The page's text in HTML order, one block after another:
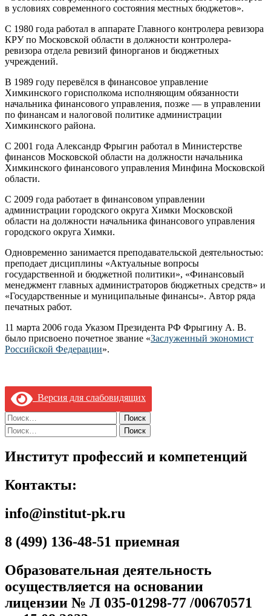
в условиях современного состояния местных бюджетов».
С 1980 года работал в аппарате Главного контролера ревизора
КРУ по Московской области в должности контролера-
ревизора отдела ревизий финорганов и бюджетных
учреждений.
В 1989 году перевёлся в финансовое управление
Химкинского горисполкома исполняющим обязанности
начальника финансового управления, позже — в управлении
по финансам и налоговой политике администрации
Химкинского района.
С 2001 года Александр Фрыгин работал в Министерстве
финансов Московской области на должности начальника
Химкинского финансового управления Минфина Московской
области.
С 2009 года работает в финансовом управлении
администрации городского округа Химки Московской
области на должности начальника финансового управления
городского округа Химки.
Одновременно занимается преподавательской деятельностью:
преподает дисциплины «Актуальные вопросы
государственной и бюджетной политики», «Финансовый
менеджмент главных администраторов бюджетных средств» и
«Государственные и муниципальные финансы». Автор ряда
печатных работ.
11 марта 2006 года Указом Президента РФ Фрыгину А. В.
было присвоено почетное звание «Заслуженный экономист
Российской Федерации».
Версия для слабовидящих
Найти:
Найти:
Институт профессий и компетенций
Контакты:
info@institut-pk.ru
8 (499) 136-48-51 приемная
Образовательная деятельность
осуществляется на основании
лицензии № Л 035-01298-77 /00670571